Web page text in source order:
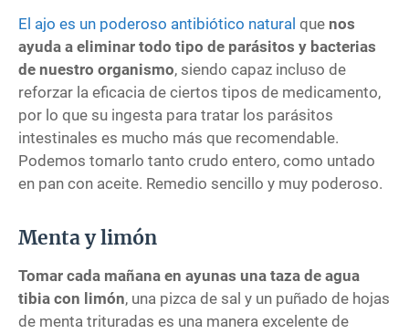
El ajo es un poderoso antibiótico natural que nos
ayuda a eliminar todo tipo de parásitos y bacterias
de nuestro organismo, siendo capaz incluso de
reforzar la eficacia de ciertos tipos de medicamento,
por lo que su ingesta para tratar los parásitos
intestinales es mucho más que recomendable.
Podemos tomarlo tanto crudo entero, como untado
en pan con aceite. Remedio sencillo y muy poderoso.
Menta y limón
Tomar cada mañana en ayunas una taza de agua
tibia con limón, una pizca de sal y un puñado de hojas
de menta trituradas es una manera excelente de